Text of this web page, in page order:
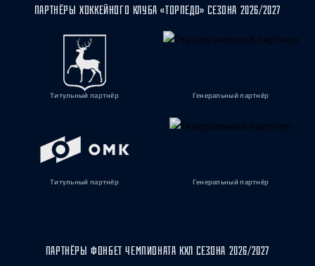
ПАРТНЁРЫ ХОККЕЙНОГО КЛУБА «ТОРПЕДО» СЕЗОНА 2026/2027
Титульный партнёр Генеральный партнёр
Титульный партнёр Генеральный партнёр
ПАРТНЁРЫ ФОНБЕТ ЧЕМПИОНАТА КХЛ СЕЗОНА 2026/2027